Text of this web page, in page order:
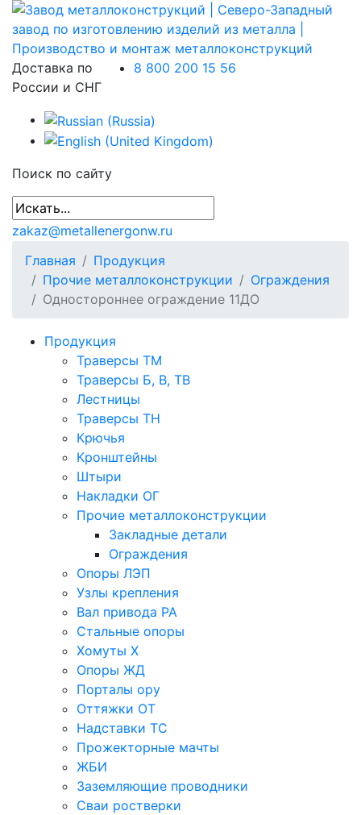
Доставка по
России и СНГ
8 800 200 15 56
Поиск по сайту
zakaz@metallenergonw.ru
Главная
Продукция
Прочие металлоконструкции
Ограждения
Одностороннее ограждение 11ДО
Продукция
Траверсы ТМ
Траверсы Б, В, ТВ
Лестницы
Траверсы ТН
Крючья
Кронштейны
Штыри
Накладки ОГ
Прочие металлоконструкции
Закладные детали
Ограждения
Опоры ЛЭП
Узлы крепления
Вал привода РА
Стальные опоры
Хомуты Х
Опоры ЖД
Порталы ору
Оттяжки ОТ
Надставки ТС
Прожекторные мачты
ЖБИ
Заземляющие проводники
Сваи ростверки